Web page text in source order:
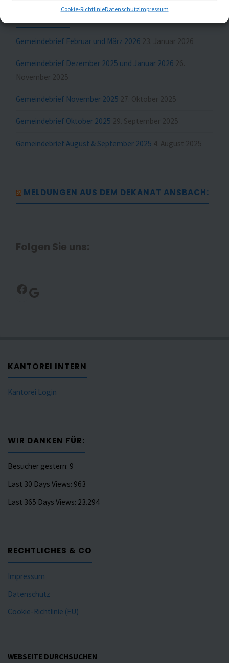
Cookie-RichtlinieDatenschutzImpressum
GUMBERTUS
Gemeindebrief Februar und März 2026 23. Januar 2026
Gemeindebrief Dezember 2025 und Januar 2026 26.
November 2025
Gemeindebrief November 2025 27. Oktober 2025
Gemeindebrief Oktober 2025 29. September 2025
Gemeindebrief August & September 2025 4. August 2025
MELDUNGEN AUS DEM DEKANAT ANSBACH:
Folgen Sie uns:
Facebook
Google
KANTOREI INTERN
Kantorei Login
WIR DANKEN FÜR:
Besucher gestern: 9
Last 30 Days Views: 963
Last 365 Days Views: 23.294
RECHTLICHES & CO
Impressum
Datenschutz
Cookie-Richtlinie (EU)
WEBSEITE DURCHSUCHEN